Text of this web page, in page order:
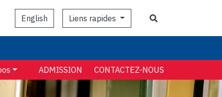
English Liens rapides
ADMISSION CONTACTEZ-NOUS